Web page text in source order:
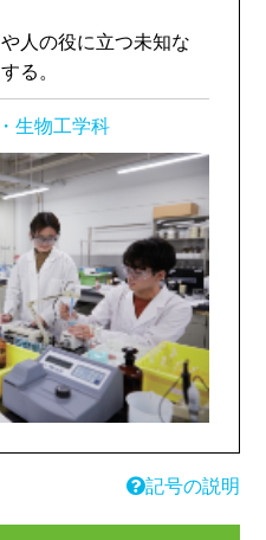
人の役に立つ未知な
る。
生物工学科
記号の説明